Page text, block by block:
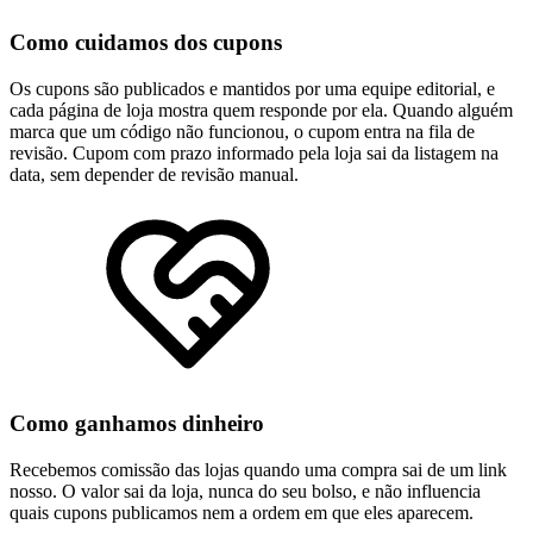
Como cuidamos dos cupons
Os cupons são publicados e mantidos por uma equipe editorial, e
cada página de loja mostra quem responde por ela. Quando alguém
marca que um código não funcionou, o cupom entra na fila de
revisão. Cupom com prazo informado pela loja sai da listagem na
data, sem depender de revisão manual.
Como ganhamos dinheiro
Recebemos comissão das lojas quando uma compra sai de um link
nosso. O valor sai da loja, nunca do seu bolso, e não influencia
quais cupons publicamos nem a ordem em que eles aparecem.